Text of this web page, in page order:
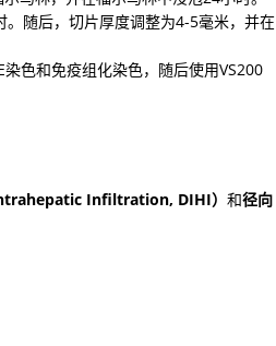
随后，切片厚度调整为4-5毫米，并在
色和免疫组化染色，随后使用VS200
Infiltration, DIHI） 和径向